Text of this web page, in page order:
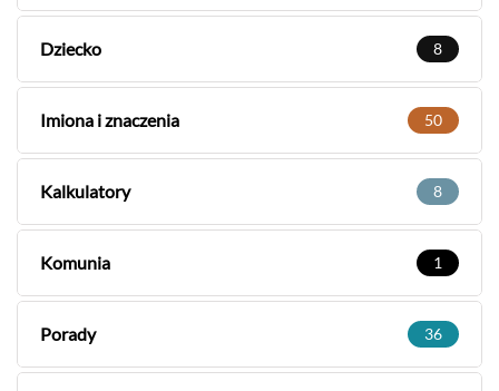
Dziecko 8
Imiona i znaczenia 50
Kalkulatory 8
Komunia 1
Porady 36